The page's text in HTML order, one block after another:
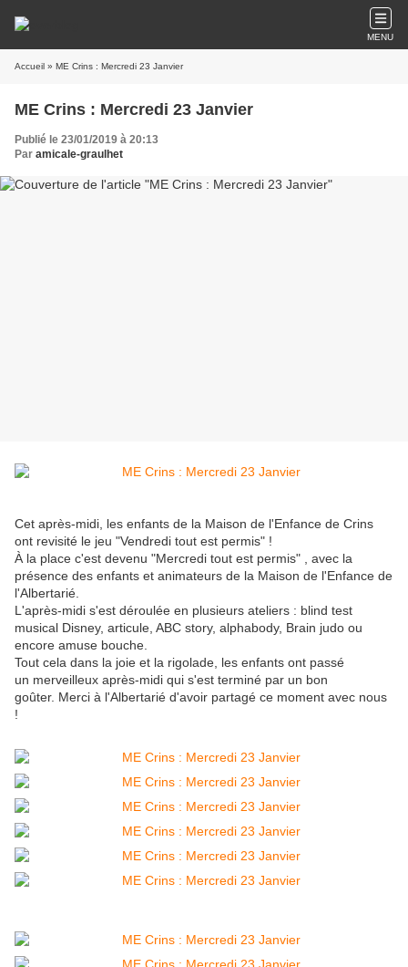
MENU
Accueil » ME Crins : Mercredi 23 Janvier
ME Crins : Mercredi 23 Janvier
Publié le 23/01/2019 à 20:13
Par amicale-graulhet
Cet après-midi, les enfants de la Maison de l'Enfance de Crins
ont revisité le jeu "Vendredi tout est permis" !
À la place c'est devenu "Mercredi tout est permis" , avec la
présence des enfants et animateurs de la Maison de l'Enfance de
l'Albertarié.
L'après-midi s'est déroulée en plusieurs ateliers : blind test
musical Disney, articule, ABC story, alphabody, Brain judo ou
encore amuse bouche.
Tout cela dans la joie et la rigolade, les enfants ont passé
un merveilleux après-midi qui s'est terminé par un bon
goûter. Merci à l'Albertarié d'avoir partagé ce moment avec nous
!